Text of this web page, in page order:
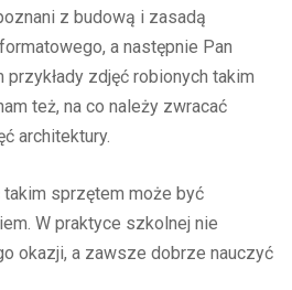
z budową i zasadą
a następnie Pan
przykłady zdjęć robionych takim
też, na co należy zwracać
architektury.
sprzętem może być
W praktyce szkolnej nie
okazji, a zawsze dobrze nauczyć